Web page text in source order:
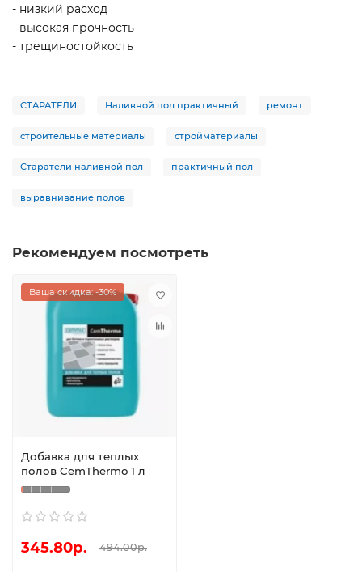
- низкий расход
- высокая прочность
- трещиностойкость
СТАРАТЕЛИ Наливной пол практичный ремонт
строительные материалы стройматериалы
Старатели наливной пол практичный пол
выравнивание полов
Рекомендуем посмотреть
Ваша скидка: -30%
Добавка для теплых
полов CemThermo 1 л
345.80р. 494.00р.